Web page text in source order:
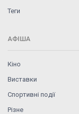
Теги
АФІША
Кіно
Виставки
Спортивні події
Різне